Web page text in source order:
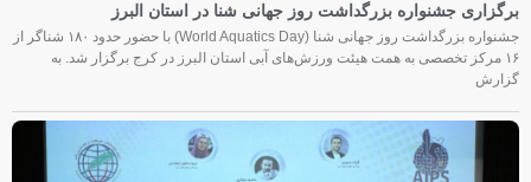
برگزاری جشنواره بزرگداشت روز جهانی شنا در استان البرز
جشنواره بزرگداشت روز جهانی شنا (World Aquatics Day) با حضور حدود ۱۸۰ شناگر از
۱۶ مرکز تخصصی به همت هیئت ورزش‌های آبی استان البرز در کرج برگزار شد. به
گزارش